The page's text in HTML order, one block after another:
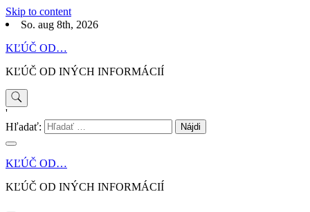
Skip to content
So. aug 8th, 2026
KĽÚČ OD…
KĽÚČ OD INÝCH INFORMÁCIÍ
'
Hľadať:
KĽÚČ OD…
KĽÚČ OD INÝCH INFORMÁCIÍ